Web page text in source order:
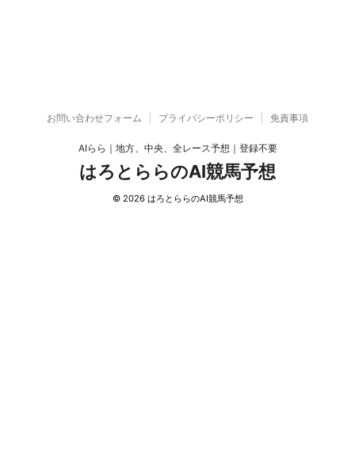
お問い合わせフォーム プライバシーポリシー 免責事項
AIらら｜地方、中央、全レース予想｜登録不要
はろとららのAI競馬予想
© 2026 はろとららのAI競馬予想